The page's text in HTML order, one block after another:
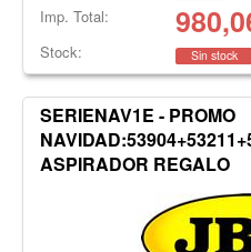
Imp. Total:
Stock: Sin stock
SERIENAV1E - PROMO
ASPIRADOR REGALO